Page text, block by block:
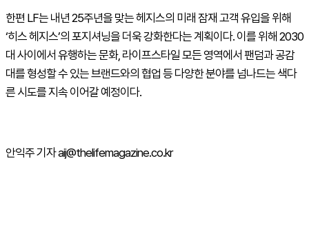
한편 LF는 내년 25주년을 맞는 헤지스의 미래 잠재 고객 유입을 위해
‘히스 헤지스’의 포지셔닝을 더욱 강화한다는 계획이다. 이를 위해 2030
대 사이에서 유행하는 문화, 라이프스타일 모든 영역에서 팬덤과 공감
대를 형성할 수 있는 브랜드와의 협업 등 다양한 분야를 넘나드는 색다
른 시도를 지속 이어갈 예정이다.
안익주 기자 aij@thelifemagazine.co.kr